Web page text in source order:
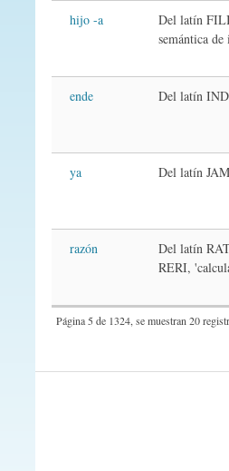
hijo -a
Del latín
semántica
ende Del latín
ya Del latín
razón
Del latín
RERI,
Página 5 de 1324, se muestran 20